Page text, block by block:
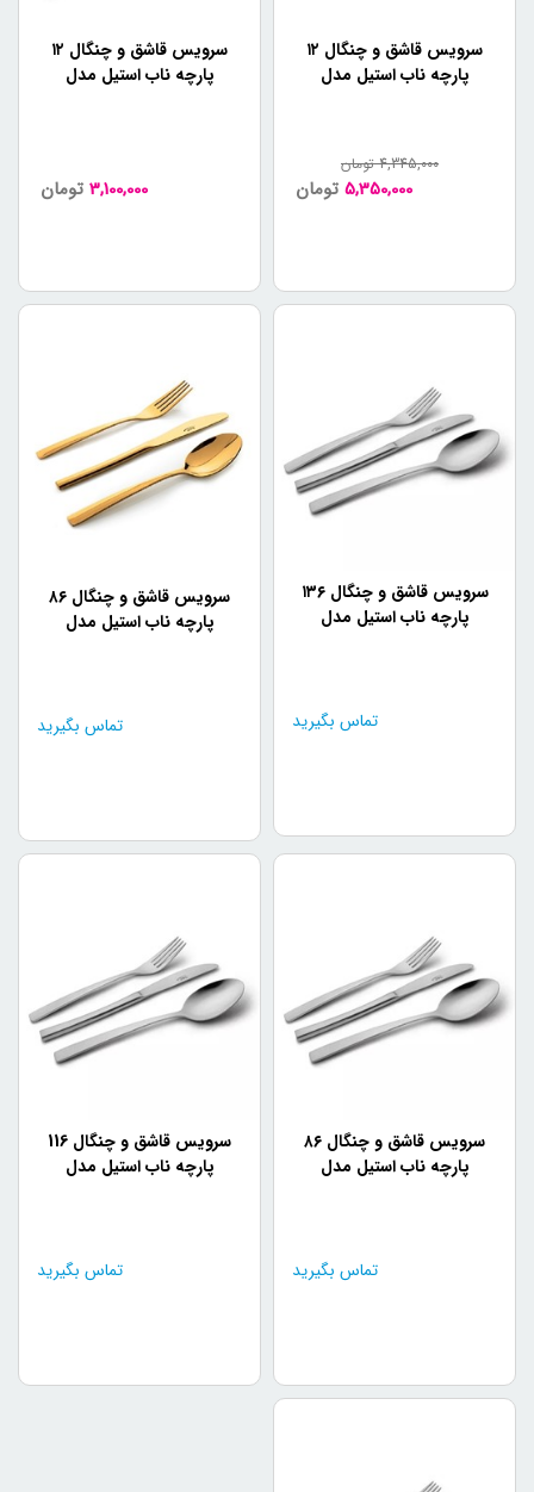
سرویس قاشق و چنگال ۱۲
پارچه ناب استیل مدل
4,345,000 تومان
5,350,000 تومان
سرویس قاشق و چنگال ۱۲
پارچه ناب استیل مدل
3,100,000 تومان
سرویس قاشق و چنگال ۱۳۶
پارچه ناب استیل مدل
تماس بگیرید
سرویس قاشق و چنگال ۸۶
پارچه ناب استیل مدل
تماس بگیرید
سرویس قاشق و چنگال ۸۶
پارچه ناب استیل مدل
تماس بگیرید
سرویس قاشق و چنگال 116
پارچه ناب استیل مدل
تماس بگیرید